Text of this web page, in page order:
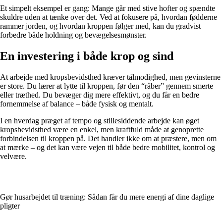
Et simpelt eksempel er gang: Mange går med stive hofter og spændte
skuldre uden at tænke over det. Ved at fokusere på, hvordan fødderne
rammer jorden, og hvordan kroppen følger med, kan du gradvist
forbedre både holdning og bevægelsesmønster.
En investering i både krop og sind
At arbejde med kropsbevidsthed kræver tålmodighed, men gevinsterne
er store. Du lærer at lytte til kroppen, før den “råber” gennem smerte
eller træthed. Du bevæger dig mere effektivt, og du får en bedre
fornemmelse af balance – både fysisk og mentalt.
I en hverdag præget af tempo og stillesiddende arbejde kan øget
kropsbevidsthed være en enkel, men kraftfuld måde at genoprette
forbindelsen til kroppen på. Det handler ikke om at præstere, men om
at mærke – og det kan være vejen til både bedre mobilitet, kontrol og
velvære.
Gør husarbejdet til træning: Sådan får du mere energi af dine daglige
pligter